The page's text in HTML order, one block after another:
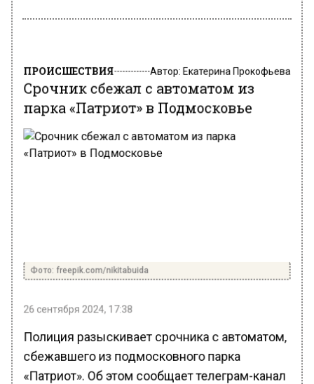
ПРОИСШЕСТВИЯ Автор: Екатерина Прокофьева
Срочник сбежал с автоматом из
парка «Патриот» в Подмосковье
Фото: freepik.com/nikitabuida
26 сентября 2024, 17:38
Полиция разыскивает срочника с автоматом,
сбежавшего из подмосковного парка
«Патриот». Об этом сообщает телеграм-канал